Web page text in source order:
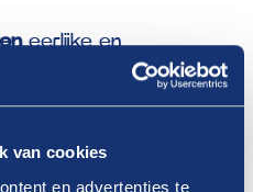
van cookies
en advertenties te
eerlijke en
van mensen uit het veld
grens, nieuwe energie
Drive van… met Frank